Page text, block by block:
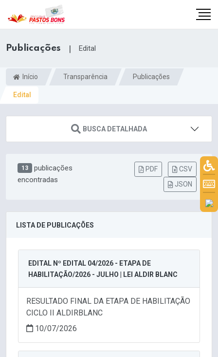
Publicações | Edital
Início Transparência Publicações
Edital
BUSCA DETALHADA
13
publicações
encontradas
PDF
CSV
JSON
LISTA DE PUBLICAÇÕES
EDITAL Nº EDITAL 04/2026 - ETAPA DE
HABILITAÇÃO/2026 - JULHO | LEI ALDIR BLANC
RESULTADO FINAL DA ETAPA DE HABILITAÇÃO
CICLO II ALDIRBLANC
10/07/2026